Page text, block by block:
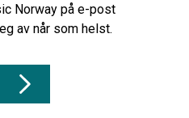
Norway på e-post
av når som helst.